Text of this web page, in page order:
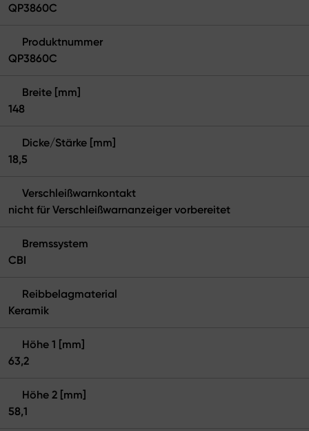
QP3860C
Produktnummer
QP3860C
Breite [mm]
148
Dicke/Stärke [mm]
18,5
Verschleißwarnkontakt
nicht für Verschleißwarnanzeiger vorbereitet
Bremssystem
CBI
Reibbelagmaterial
Keramik
Höhe 1 [mm]
63,2
Höhe 2 [mm]
58,1